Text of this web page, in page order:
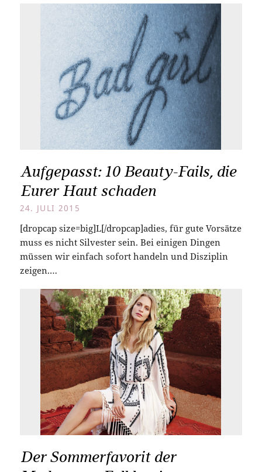
Aufgepasst: 10 Beauty-Fails, die
Eurer Haut schaden
24. JULI 2015
[dropcap size=big]L[/dropcap]adies, für gute Vorsätze
muss es nicht Silvester sein. Bei einigen Dingen
müssen wir einfach sofort handeln und Disziplin
zeigen.…
Der Sommerfavorit der